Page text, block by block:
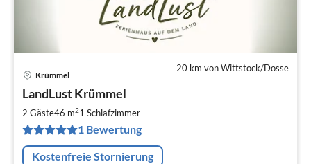
20 km von Wittstock/Dosse
Krümmel
LandLust Krümmel
2 Gäste46 m21 Schlafzimmer
1 Bewertung
Kostenfreie Stornierung